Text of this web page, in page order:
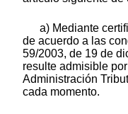
a) Mediante
de acuerdo a las
59/2003, de 19 de
resulte admisible
Administración
cada momento.